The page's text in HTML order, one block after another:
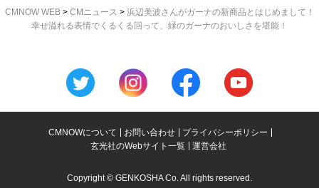
CMNOW WEB> CMニュース > 浜辺美波さんがガーナの新商品とはじめまして！
幸せ溢れる表情でくるくる回って、緑のガーナのおいしさを堪能！
CMNOWについて お問い合わせ
プライバシーポリシー
玄光社のWebサイト一覧
運営会社
Copyright © GENKOSHA Co. All rights reserved.